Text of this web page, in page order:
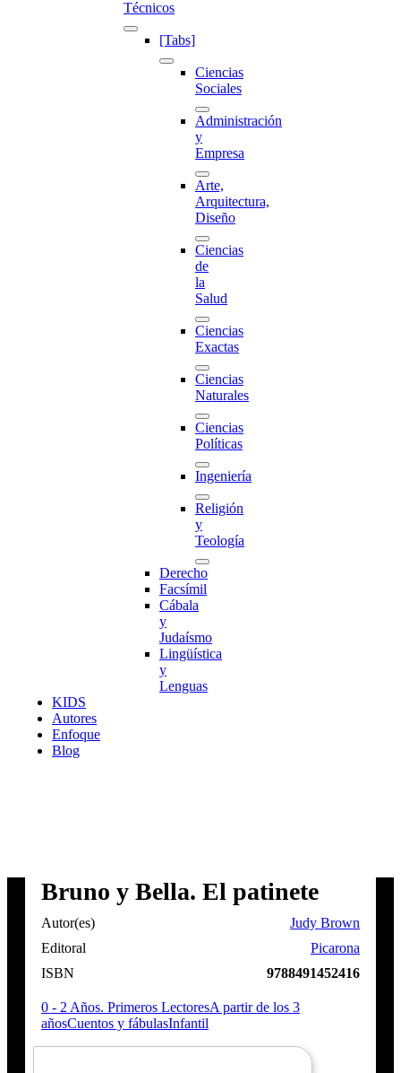
Técnicos
[Tabs]
Ciencias
Sociales
Administración
y
Empresa
Arte,
Arquitectura,
Diseño
Ciencias
de
la
Salud
Ciencias
Exactas
Ciencias
Naturales
Ciencias
Políticas
Ingeniería
Religión
y
Teología
Derecho
Facsímil
Cábala
y
Judaísmo
Lingüística
y
Lenguas
KIDS
Autores
Enfoque
Blog
Bruno y Bella. El patinete
Autor(es)
Judy Brown
Editoral
Picarona
ISBN
9788491452416
0 - 2 Años. Primeros LectoresA partir de los 3
añosCuentos y fábulasInfantil